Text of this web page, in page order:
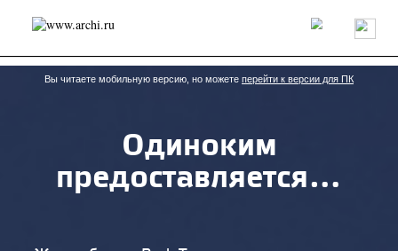
Россия Мир Технологии Интерьер Пресса
Архитекторы
Проекты
Конкурсы События Книги Вакансии
Анонсы конкурсов
Блог
Интервью
Обзор
Объект
Результаты конкурса
Вы читаете мобильную версию, но можете перейти к версии для ПК
Одиноким
предоставляется…